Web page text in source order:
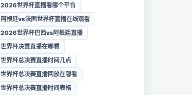
2026世界杯直播看哪个平台
阿根廷vs法国世界杯直播在线观看
2026世界杯巴西vs阿根廷直播
世界杯决赛直播在哪看
世界杯总决赛直播时间几点
世界杯总决赛直播回放在哪看
世界杯总决赛直播时间表格